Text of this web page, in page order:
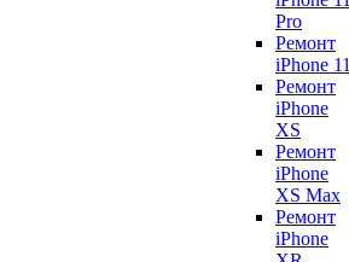
Pro
Ремонт
iPhone 11
Ремонт
iPhone
XS
Ремонт
iPhone
XS Max
Ремонт
iPhone